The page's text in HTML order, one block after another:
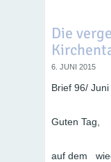
Die
6. JUNI 2015
Brief 96/
Guten Tag,
auf dem